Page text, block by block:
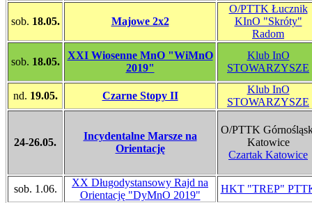
sob. 18.05. Majowe 2x2
O/PTTK Łucznik
KInO "Skróty"
Radom
sob. 18.05.
XXI Wiosenne MnO "WiMnO
2019"
Klub InO
STOWARZYSZE
nd. 19.05. Czarne Stopy II
Klub InO
STOWARZYSZE
24-26.05.
Incydentalne Marsze na
Orientację
O/PTTK
Katowice
Czartak Katowice
sob. 1.06.
XX Długodystansowy Rajd na
Orientację "DyMnO 2019"
HKT "TREP"